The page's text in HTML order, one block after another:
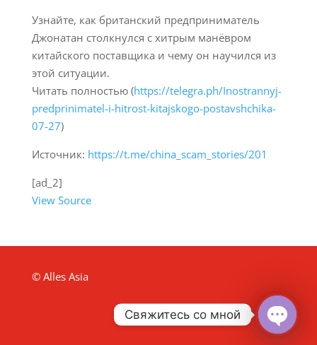
Узнайте, как британский предприниматель
Джонатан столкнулся с хитрым манёвром
китайского поставщика и чему он научился из
этой ситуации.
Читать полностью (https://telegra.ph/Inostrannyj-
predprinimatel-i-hitrost-kitajskogo-postavshchika-
07-27)
Источник: https://t.me/china_scam_stories/201
[ad_2]
View Source
© Alles Asia
Свяжитесь со мной